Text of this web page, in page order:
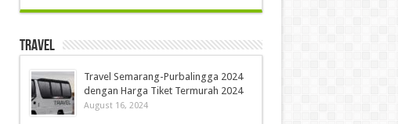
Travel
Travel Semarang-Purbalingga 2024
dengan Harga Tiket Termurah 2024
August 16, 2024